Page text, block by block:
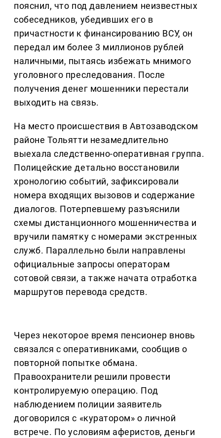
пояснил, что под давлением неизвестных
собеседников, убедивших его в
причастности к финансированию ВСУ, он
передал им более 3 миллионов рублей
наличными, пытаясь избежать мнимого
уголовного преследования. После
получения денег мошенники перестали
выходить на связь.
На место происшествия в Автозаводском
районе Тольятти незамедлительно
выехала следственно-оперативная группа.
Полицейские детально восстановили
хронологию событий, зафиксировали
номера входящих вызовов и содержание
диалогов. Потерпевшему разъяснили
схемы дистанционного мошенничества и
вручили памятку с номерами экстренных
служб. Параллельно были направлены
официальные запросы операторам
сотовой связи, а также начата отработка
маршрутов перевода средств.
Через некоторое время пенсионер вновь
связался с оперативниками, сообщив о
повторной попытке обмана.
Правоохранители решили провести
контролируемую операцию. Под
наблюдением полиции заявитель
договорился с «куратором» о личной
встрече. По условиям аферистов, деньги